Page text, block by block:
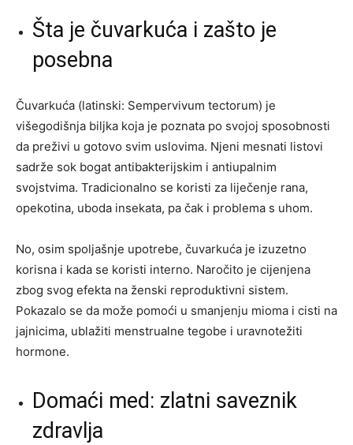
Šta je čuvarkuća i zašto je
posebna
Čuvarkuća (latinski: Sempervivum tectorum) je
višegodišnja biljka koja je poznata po svojoj sposobnosti
da preživi u gotovo svim uslovima. Njeni mesnati listovi
sadrže sok bogat antibakterijskim i antiupalnim
svojstvima. Tradicionalno se koristi za liječenje rana,
opekotina, uboda insekata, pa čak i problema s uhom.
No, osim spoljašnje upotrebe, čuvarkuća je izuzetno
korisna i kada se koristi interno. Naročito je cijenjena
zbog svog efekta na ženski reproduktivni sistem.
Pokazalo se da može pomoći u smanjenju mioma i cisti na
jajnicima, ublažiti menstrualne tegobe i uravnotežiti
hormone.
Domaći med: zlatni saveznik
zdravlja